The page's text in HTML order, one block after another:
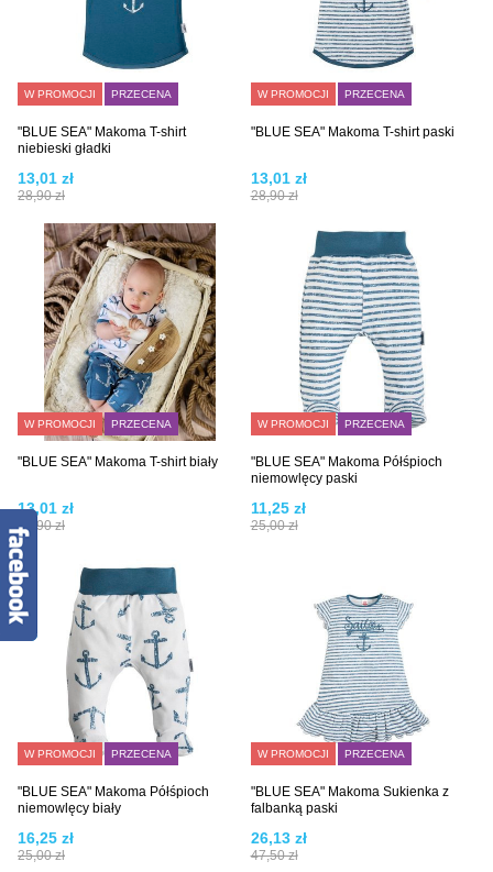
W PROMOCJI PRZECENA
"BLUE SEA" Makoma T-shirt
niebieski gładki
28,90 zł
13,01 zł
W PROMOCJI PRZECENA
"BLUE SEA" Makoma T-shirt paski
28,90 zł
13,01 zł
W PROMOCJI PRZECENA
"BLUE SEA" Makoma T-shirt biały
28,90 zł
13,01 zł
W PROMOCJI PRZECENA
"BLUE SEA" Makoma Półśpioch
niemowlęcy paski
25,00 zł
11,25 zł
W PROMOCJI PRZECENA
"BLUE SEA" Makoma Półśpioch
niemowlęcy biały
25,00 zł
16,25 zł
W PROMOCJI PRZECENA
"BLUE SEA" Makoma Sukienka z
falbanką paski
47,50 zł
26,13 zł